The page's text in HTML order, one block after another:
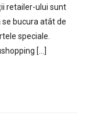
retailer-ului sunt
bucura atât de
speciale.
[…]